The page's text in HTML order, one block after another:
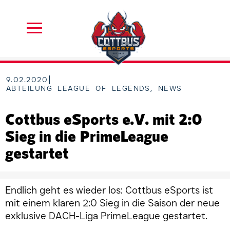
9.02.2020
ABTEILUNG LEAGUE OF LEGENDS , NEWS
Cottbus eSports e.V. mit 2:0
Sieg in die PrimeLeague
gestartet
Endlich geht es wieder los: Cottbus eSports ist
mit einem klaren 2:0 Sieg in die Saison der neue
exklusive DACH-Liga PrimeLeague gestartet.